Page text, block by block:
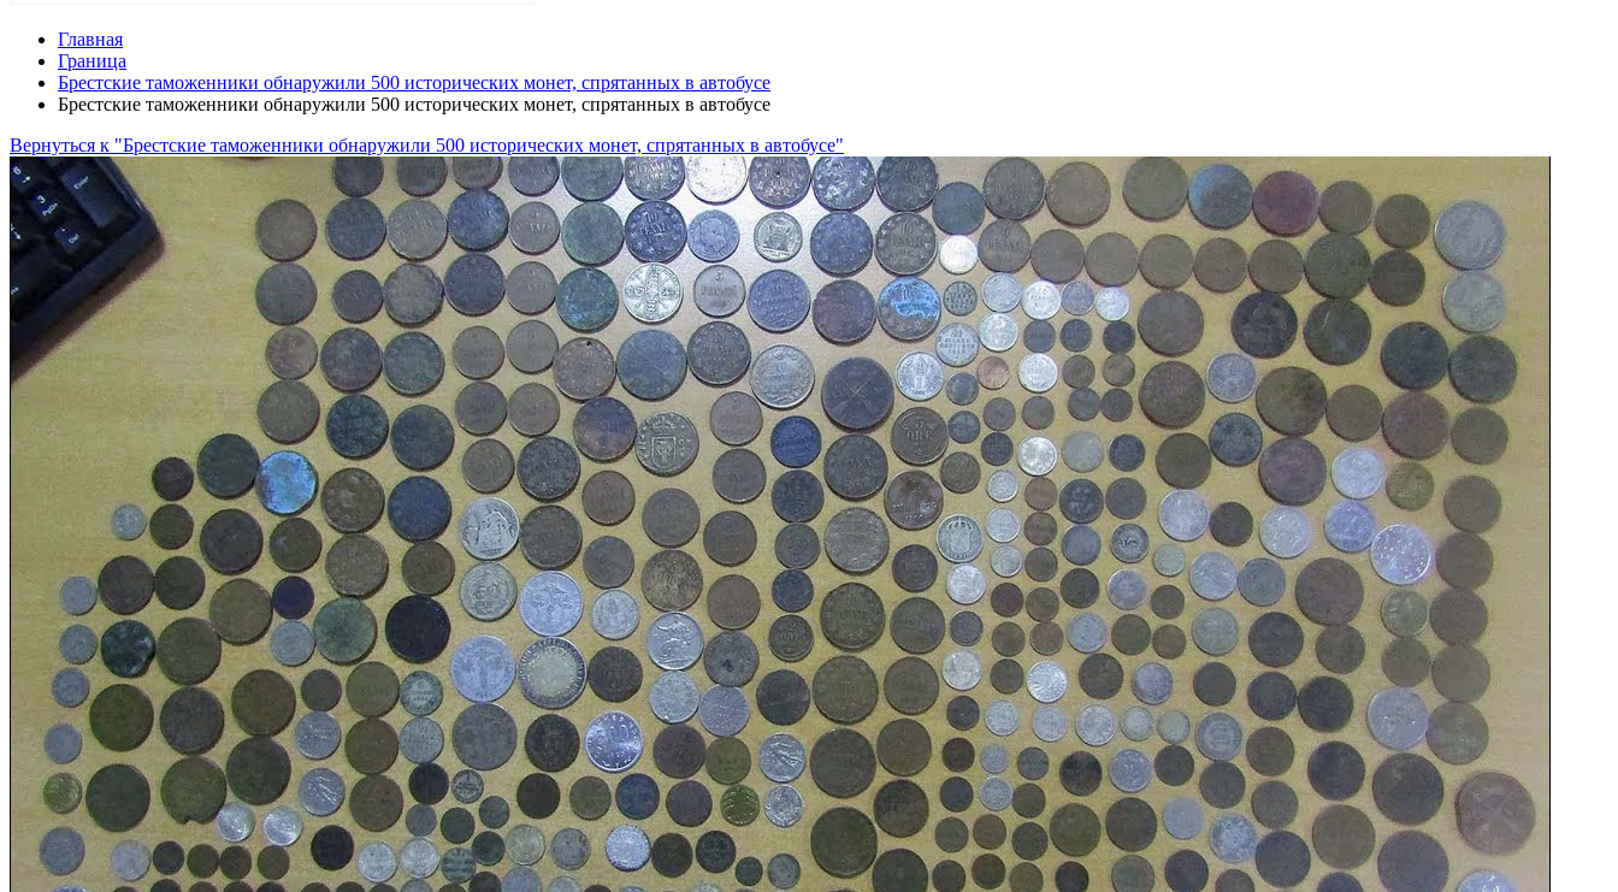
Главная
Граница
Брестские таможенники обнаружили 500 исторических монет, спрятанных в автобусе
Брестские таможенники обнаружили 500 исторических монет, спрятанных в автобусе
Вернуться к "Брестские таможенники обнаружили 500 исторических монет, спрятанных в автобусе"